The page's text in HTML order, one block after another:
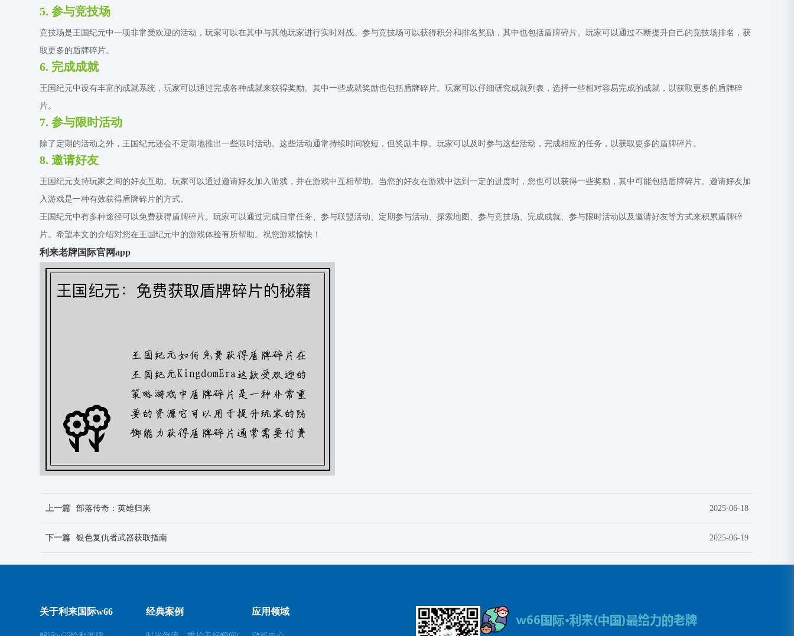
5. 参与竞技场
竞技场是王国纪元中一项非常受欢迎的活动，玩家可以在其中与其他玩家进行实时对战。参与竞技场可以获得积分和排名奖励，其中也包括盾牌碎片。玩家可以通过不断提升自己的竞技场排名，获
取更多的盾牌碎片。
6. 完成成就
王国纪元中设有丰富的成就系统，玩家可以通过完成各种成就来获得奖励。其中一些成就奖励也包括盾牌碎片。玩家可以仔细研究成就列表，选择一些相对容易完成的成就，以获取更多的盾牌碎
片。
7. 参与限时活动
除了定期的活动之外，王国纪元还会不定期地推出一些限时活动。这些活动通常持续时间较短，但奖励丰厚。玩家可以及时参与这些活动，完成相应的任务，以获取更多的盾牌碎片。
8. 邀请好友
王国纪元支持玩家之间的好友互助。玩家可以通过邀请好友加入游戏，并在游戏中互相帮助。当您的好友在游戏中达到一定的进度时，您也可以获得一些奖励，其中可能包括盾牌碎片。邀请好友加
入游戏是一种有效获得盾牌碎片的方式。
王国纪元中有多种途径可以免费获得盾牌碎片。玩家可以通过完成日常任务、参与联盟活动、定期参与活动、探索地图、参与竞技场、完成成就、参与限时活动以及邀请好友等方式来积累盾牌碎
片。希望本文的介绍对您在王国纪元中的游戏体验有所帮助。祝您游戏愉快！
利来老牌国际官网app
上一篇 部落传奇：英雄归来 2025-06-18
下一篇 银色复仇者武器获取指南 2025-06-19
关于利来国际w66 经典案例 应用领域